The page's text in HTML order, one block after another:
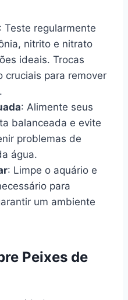
: Teste regularmente
nitrito e nitrato
ideais. Trocas
cruciais para remover
: Alimente seus
balanceada e evite
problemas de
água.
: Limpe o aquário e
para
um ambiente
Peixes de